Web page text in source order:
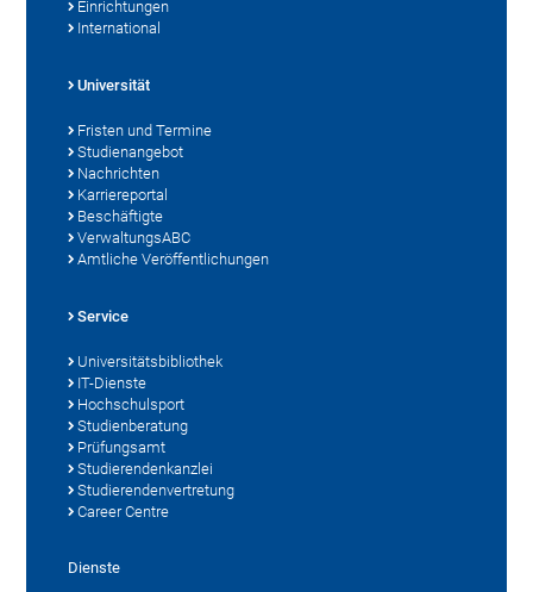
Einrichtungen
International
Universität
Fristen und Termine
Studienangebot
Nachrichten
Karriereportal
Beschäftigte
VerwaltungsABC
Amtliche Veröffentlichungen
Service
Universitätsbibliothek
IT-Dienste
Hochschulsport
Studienberatung
Prüfungsamt
Studierendenkanzlei
Studierendenvertretung
Career Centre
Dienste